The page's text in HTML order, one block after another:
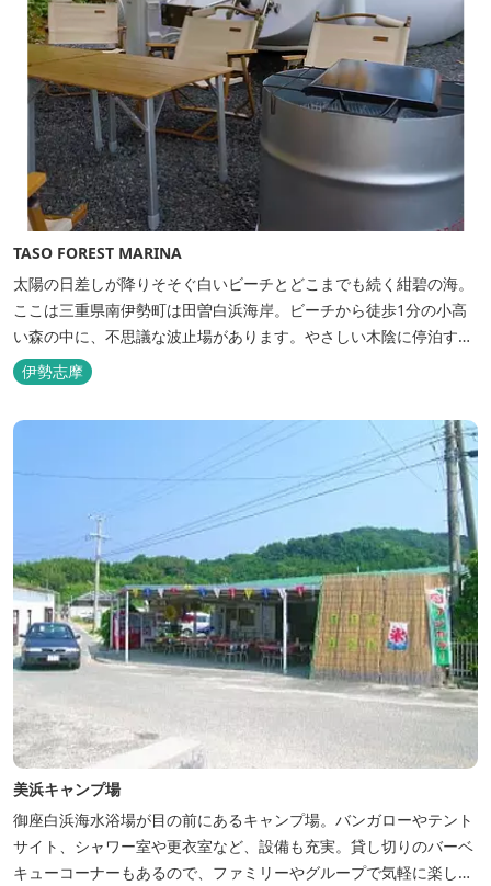
TASO FOREST MARINA
太陽の日差しが降りそそぐ白いビーチとどこまでも続く紺碧の海。
ここは三重県南伊勢町は田曽白浜海岸。ビーチから徒歩1分の小高
い森の中に、不思議な波止場があります。やさしい木陰に停泊する
のは3艇のヨット。日本初の森のマリーナです。 航海の気分高まる
インテリアは見た目からは想像できないほど広く、くつろぎの空
伊勢志摩
美浜キャンプ場
御座白浜海水浴場が目の前にあるキャンプ場。バンガローやテント
サイト、シャワー室や更衣室など、設備も充実。貸し切りのバーベ
キューコーナーもあるので、ファミリーやグループで気軽に楽しむ